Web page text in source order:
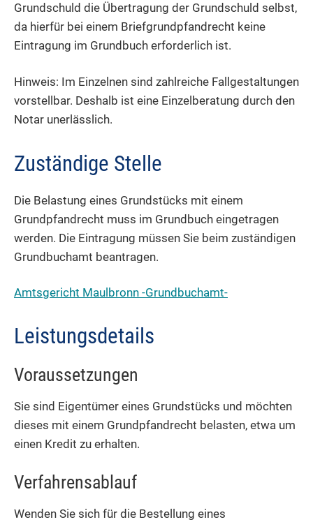
Grundschuld die Übertragung der Grundschuld selbst,
da hierfür bei einem Briefgrundpfandrecht keine
Eintragung im Grundbuch erforderlich ist.
Hinweis: Im Einzelnen sind zahlreiche Fallgestaltungen
vorstellbar. Deshalb ist eine Einzelberatung durch den
Notar unerlässlich.
Zuständige Stelle
Die Belastung eines Grundstücks mit einem
Grundpfandrecht muss im Grundbuch eingetragen
werden. Die Eintragung müssen Sie beim zuständigen
Grundbuchamt beantragen.
Amtsgericht Maulbronn -Grundbuchamt-
Leistungsdetails
Voraussetzungen
Sie sind Eigentümer eines Grundstücks und möchten
dieses mit einem Grundpfandrecht belasten, etwa um
einen Kredit zu erhalten.
Verfahrensablauf
Wenden Sie sich für die Bestellung eines